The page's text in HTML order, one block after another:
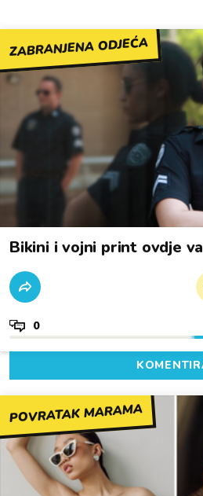
ZABRANJENA ODJEĆA
Bikini i vojni print ovdje
0
POVRATAK MARAMA